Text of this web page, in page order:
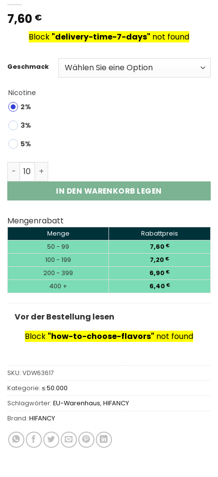
7,60 €
Block "delivery-time-7-days" not found
Geschmack
Nicotine
2%
3%
5%
HIFANCY SPACE 50000 Puffs Disposable Vape
IN DEN WARENKORB LEGEN
Mengenrabatt
Menge
Rabattpreis
50 - 99
7,60 €
100 - 199 7,20 €
200 - 399 6,90 €
400 + 6,40 €
Vor der Bestellung lesen
Block "how-to-choose-flavors" not found
SKU: VDW63617
Kategorie: ≤ 50.000
Schlagwörter: EU-Warenhaus, HIFANCY
Brand: HIFANCY